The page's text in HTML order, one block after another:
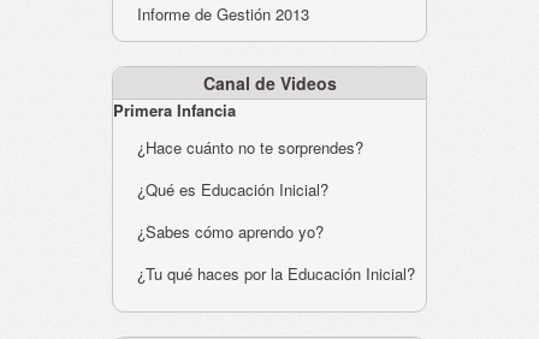
Informe de Gestión 2013
Canal de Videos
Primera Infancia
¿Hace cuánto no te sorprendes?
¿Qué es Educación Inicial?
¿Sabes cómo aprendo yo?
¿Tu qué haces por la Educación Inicial?